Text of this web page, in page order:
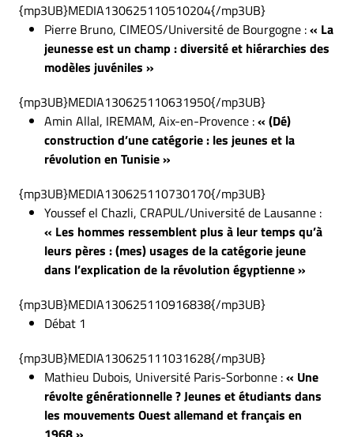
{mp3UB}MEDIA130625110510204{/mp3UB}
Pierre Bruno, CIMEOS/Université de Bourgogne :« La
jeunesse est un champ : diversité et hiérarchies des
modèles juvéniles »
{mp3UB}MEDIA130625110631950{/mp3UB}
Amin Allal, IREMAM, Aix-en-Provence :« (Dé)
construction d’une catégorie : les jeunes et la
révolution en Tunisie »
{mp3UB}MEDIA130625110730170{/mp3UB}
Youssef el Chazli, CRAPUL/Université de Lausanne :
« Les hommes ressemblent plus à leur temps qu’à
leurs pères : (mes) usages de la catégorie jeune
dans l’explication de la révolution égyptienne »
{mp3UB}MEDIA130625110916838{/mp3UB}
Débat 1
{mp3UB}MEDIA130625111031628{/mp3UB}
Mathieu Dubois, Université Paris-Sorbonne :« Une
révolte générationnelle ? Jeunes et étudiants dans
les mouvements Ouest allemand et français en